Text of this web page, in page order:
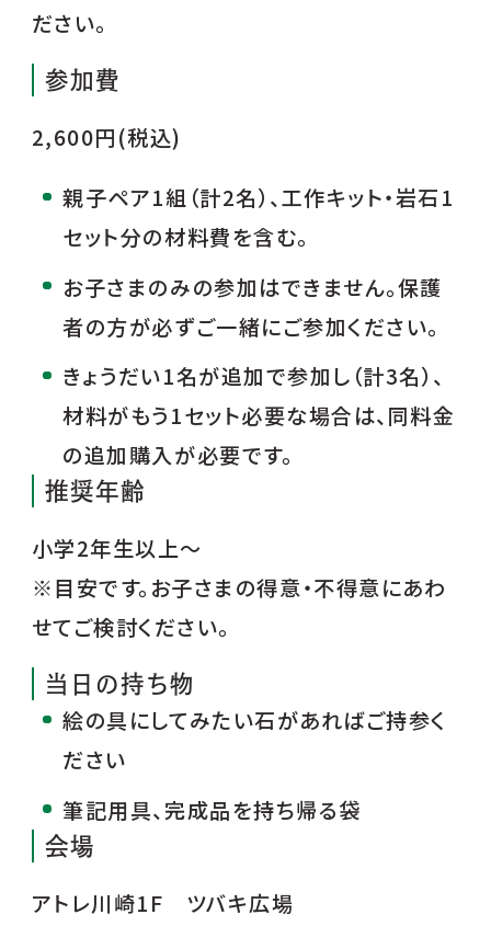
ださい。
参加費
2,600円(税込)
親子ペア1組（計2名）、工作キット・岩石1
セット分の材料費を含む。
お子さまのみの参加はできません。保護
者の方が必ずご一緒にご参加ください。
きょうだい1名が追加で参加し（計3名）、
材料がもう1セット必要な場合は、同料金
の追加購入が必要です。
推奨年齢
小学2年生以上～
※目安です。お子さまの得意・不得意にあわ
せてご検討ください。
当日の持ち物
絵の具にしてみたい石があればご持参く
ださい
筆記用具、完成品を持ち帰る袋
会場
アトレ川崎1F ツバキ広場